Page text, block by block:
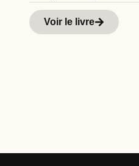
Voir le livre